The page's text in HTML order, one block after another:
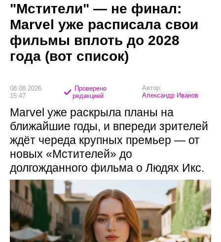
"Мстители" — не финал:
Marvel уже расписала свои
фильмы вплоть до 2028
года (вот список)
08.08.2026
15:47
Проверено
редакцией
Автор:
Александр Иванов
Marvel уже раскрыла планы на
ближайшие годы, и впереди зрителей
ждёт череда крупных премьер — от
новых «Мстителей» до
долгожданного фильма о Людях Икс.